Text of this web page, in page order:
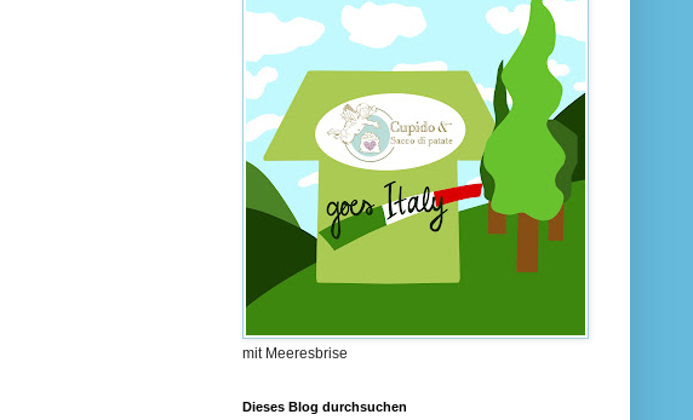
mit Meeresbrise
Dieses Blog durchsuchen